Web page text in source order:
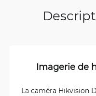
Imagerie de
La caméra Hikvision